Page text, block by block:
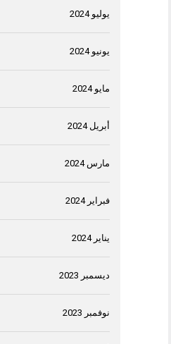
يوليو 2024
يونيو 2024
مايو 2024
أبريل 2024
مارس 2024
فبراير 2024
يناير 2024
ديسمبر 2023
نوفمبر 2023